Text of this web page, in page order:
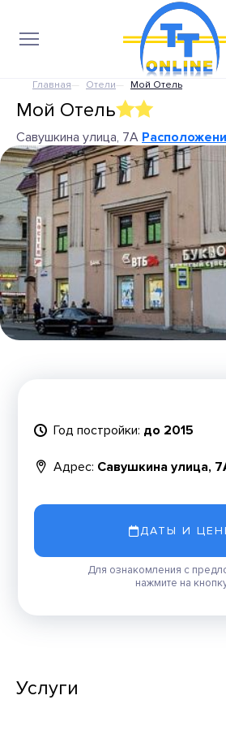
Главная Отели Мой Отель
Мой Отель
Савушкина улица, 7А
Год постройки: до 2015
Адрес: Савушкина улица,
ДАТЫ И
Для ознакомления с
нажмите на
Услуги